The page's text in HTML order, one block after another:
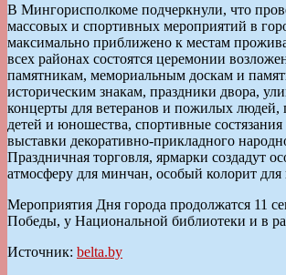
В Мингорисполкоме подчеркнули, что
массовых и спортивных мероприятий в
максимально приближено к местам
всех районах состоятся церемонии
памятникам, мемориальным доскам и
историческим знакам, праздники двора,
концерты для ветеранов и пожилых людей,
детей и юношества, спортивные
выставки декоративно-прикладного
Праздничная торговля, ярмарки создадут
атмосферу для минчан, особый колорит для
Мероприятия Дня города продолжатся 11
Победы, у Национальной библиотеки и в
Источник: belta.by